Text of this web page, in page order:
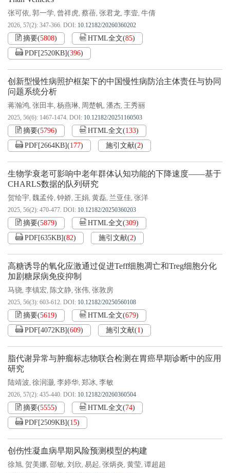
张可依, 郭一学, 曾祥虎, 蔡蓓, 张君龙, 李壹, 牛倩
2026, 57(2): 347-366. DOI: 10.12182/20260360202
摘要(5808) HTML全文(85)
PDF[2520KB](396)
创新型慢性病照护框架下的中国慢性病防治主体责任与协同
问题系统分析
蒋瀚鸿, 张田丰, 杨燕琳, 周楚帆, 潘杰, 王秀丽
2025, 56(6): 1467-1474. DOI: 10.12182/20251160503
摘要(5796) HTML全文(133)
PDF[2664KB](177) 施引文献(2)
生物学衰老可影响中老年群体认知功能的下降速度——基于
CHARLS数据的队列研究
贺绘宇, 魏孟伶, 钟娇, 王娟, 黄磊, 兰亚佳, 张洋
2025, 56(2): 470-477. DOI: 10.12182/20250360203
摘要(5879) HTML全文(309)
PDF[635KB](82) 施引文献(2)
高糖诱导的氧化应激通过促进Teff细胞凋亡和Treg细胞分化
加剧糖尿病免疫抑制
马骁, 李镇宏, 陈文静, 张伟, 张敦房
2025, 56(3): 603-612. DOI: 10.12182/20250560108
摘要(5619) HTML全文(679)
PDF[4072KB](609) 施引文献(1)
脂代谢异常与肿瘤标志物联合检测在胃癌早期诊断中的应用
研究
陆靖波, 徐润灏, 李婷华, 郑冰, 李敏
2026, 57(2): 435-440. DOI: 10.12182/20260360504
摘要(5555) HTML全文(74)
PDF[2509KB](15)
创伤性凝血病早期风险预测模型的构建
徐旭, 贺美娜, 邵敏, 刘欣, 易起, 张炳炎, 黄莹, 谭超超